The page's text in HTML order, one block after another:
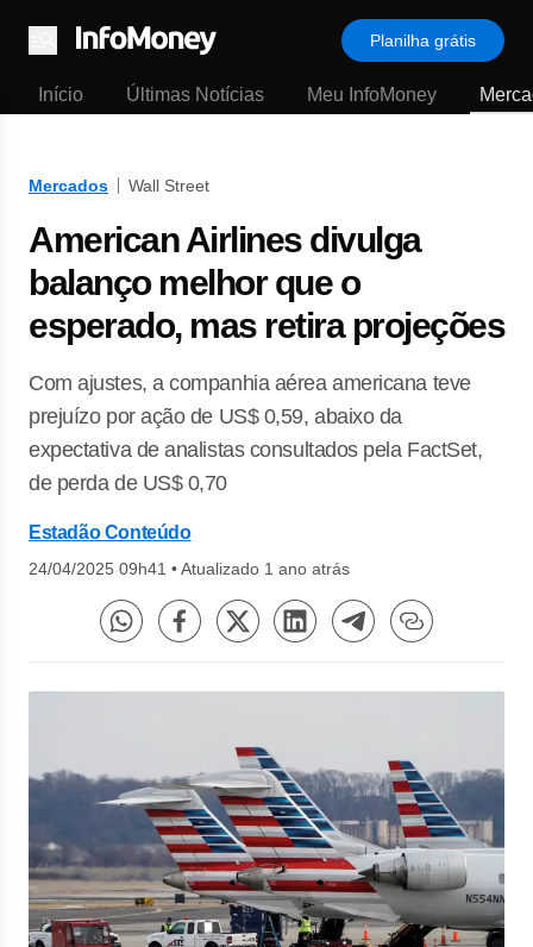
Menu
Planilha grátis
Início Últimas Notícias Meu InfoMoney
Mercados Wall Street
American Airlines divulga
balanço melhor que o
esperado, mas retira projeções
Com ajustes, a companhia aérea americana teve
prejuízo por ação de US$ 0,59, abaixo da
expectativa de analistas consultados pela FactSet,
de perda de US$ 0,70
Estadão Conteúdo
24/04/2025 09h41 •Atualizado 1 ano atrás